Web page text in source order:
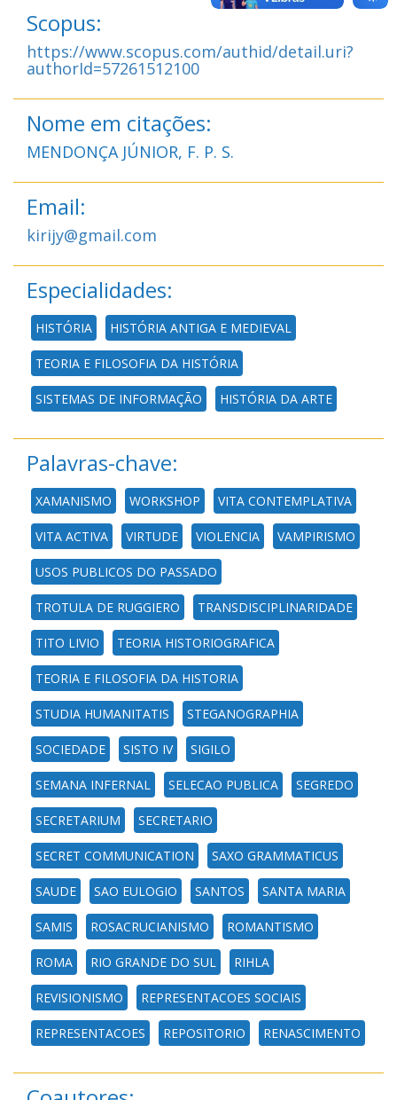
Scopus:
https://www.scopus.com/authid/detail.uri?
authorId=57261512100
Nome em citações:
MENDONÇA JÚNIOR, F. P. S.
Email:
kirijy@gmail.com
Especialidades:
HISTÓRIA HISTÓRIA ANTIGA E MEDIEVAL
TEORIA E FILOSOFIA DA HISTÓRIA
SISTEMAS DE INFORMAÇÃO HISTÓRIA DA ARTE
Palavras-chave:
XAMANISMO WORKSHOP VITA CONTEMPLATIVA
VITA ACTIVA VIRTUDE VIOLENCIA VAMPIRISMO
USOS PUBLICOS DO PASSADO
TROTULA DE RUGGIERO TRANSDISCIPLINARIDADE
TITO LIVIO TEORIA HISTORIOGRAFICA
TEORIA E FILOSOFIA DA HISTORIA
STUDIA HUMANITATIS STEGANOGRAPHIA
SOCIEDADE SISTO IV SIGILO
SEMANA INFERNAL SELECAO PUBLICA SEGREDO
SECRETARIUM SECRETARIO
SECRET COMMUNICATION SAXO GRAMMATICUS
SAUDE SAO EULOGIO SANTOS SANTA MARIA
SAMIS ROSACRUCIANISMO ROMANTISMO
ROMA RIO GRANDE DO SUL RIHLA
REVISIONISMO REPRESENTACOES SOCIAIS
REPRESENTACOES REPOSITORIO RENASCIMENTO